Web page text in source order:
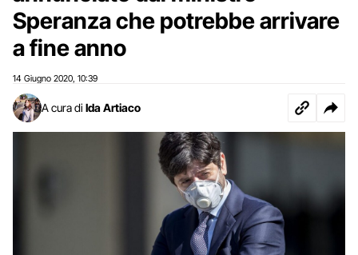
Speranza che potrebbe arrivare
a fine anno
14 Giugno 2020 10:39
A cura di Ida Artiaco